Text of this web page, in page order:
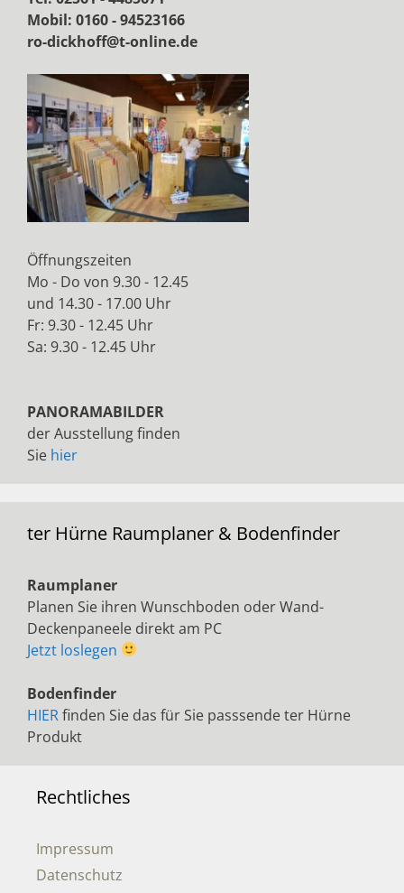
Mobil: 0160 - 94523166
ro-dickhoff@t-online.de
Öffnungszeiten
Mo - Do von 9.30 - 12.45
und 14.30 - 17.00 Uhr
Fr: 9.30 - 12.45 Uhr
Sa: 9.30 - 12.45 Uhr
PANORAMABILDER
der Ausstellung finden
Sie hier
ter Hürne Raumplaner & Bodenfinder
Raumplaner
Planen Sie ihren Wunschboden oder Wand-
Deckenpaneele direkt am PC
Jetzt loslegen
Bodenfinder
HIERfinden Sie das für Sie passsende ter Hürne
Produkt
Rechtliches
Impressum
Datenschutz